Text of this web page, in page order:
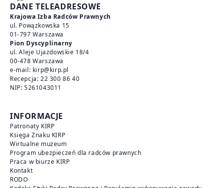
DANE TELEADRESOWE
Krajowa Izba Radców Prawnych
ul. Powązkowska 15
01-797 Warszawa
Pion Dyscyplinarny
ul. Aleje Ujazdowskie 18/4
00-478 Warszawa
e-mail: kirp@kirp.pl
Recepcja: 22 300 86 40
NIP: 5261043011
INFORMACJE
Patronaty KIRP
Księga Znaku KIRP
Wirtualne muzeum
Program ubezpieczeń dla radców prawnych
Praca w biurze KIRP
Kontakt
RODO